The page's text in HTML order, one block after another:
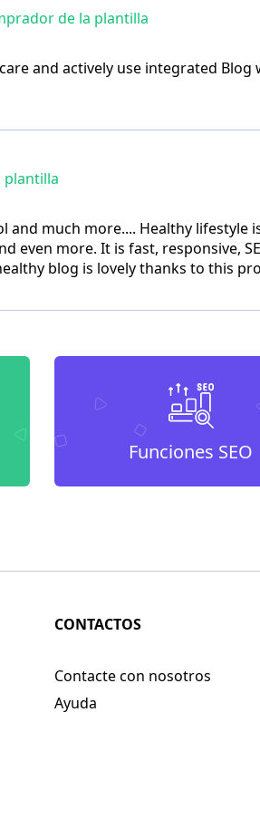
de la plantilla
and actively use integrated
plantilla
and much more.... Healthy
even more. It is fast, responsive,
blog is lovely thanks to this
Funciones SEO
CONTACTOS
Contacte con nosotros
Ayuda